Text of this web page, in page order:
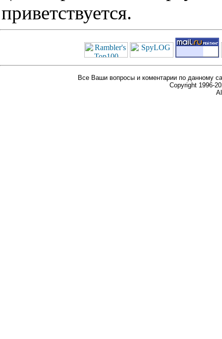
приветствуется.
Все Ваши вопросы и коментарии по данному
Copyright 1996-